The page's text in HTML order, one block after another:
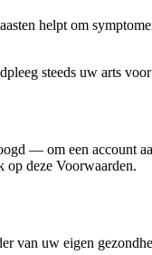
helpt om
steeds uw arts
— om een account
op deze Voorwaarden.
van uw eigen